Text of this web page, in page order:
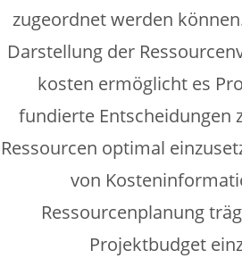
zugeordnet werden
Darstellung der
kosten ermöglicht es
fundierte Entscheidungen
Ressourcen optimal
von
Ressourcenplanung
Projektbudget